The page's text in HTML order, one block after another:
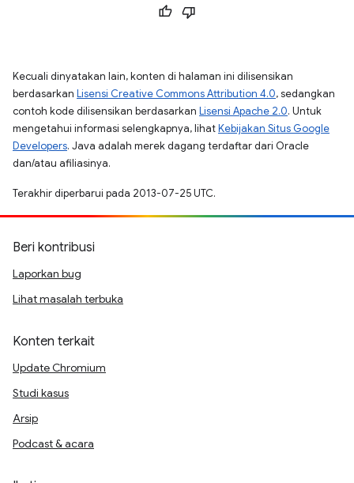
Kecuali dinyatakan lain, konten di halaman ini dilisensikan
berdasarkan Lisensi Creative Commons Attribution 4.0, sedangkan
contoh kode dilisensikan berdasarkan Lisensi Apache 2.0. Untuk
mengetahui informasi selengkapnya, lihatKebijakan Situs Google
Developers. Java adalah merek dagang terdaftar dari Oracle
dan/atau afiliasinya.
Terakhir diperbarui pada 2013-07-25 UTC.
Beri kontribusi
Laporkan bug
Lihat masalah terbuka
Konten terkait
Update Chromium
Studi kasus
Arsip
Podcast & acara